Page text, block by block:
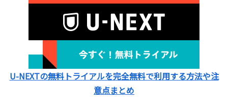
U-NEXTの無料トライアルを完全無料で利用する方法や注
意点まとめ